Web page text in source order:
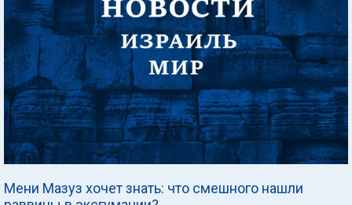
Мени Мазуз хочет знать: что смешного нашли